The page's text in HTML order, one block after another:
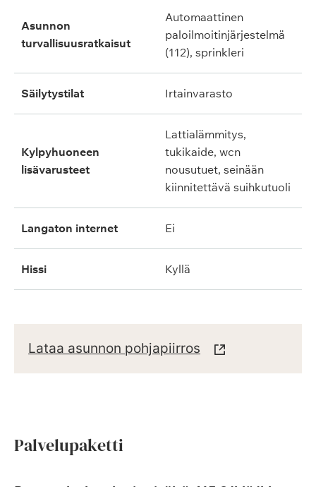
asunnon
turvallisuusratkaisut
automaattinen
paloilmoitinjärjestelmä
(112), sprinkleri
säilytystilat irtainvarasto
kylpyhuoneen
lisävarusteet
lattialämmitys,
tukikaide, wcn
nousutuet, seinään
kiinnitettävä suihkutuoli
langaton internet ei
hissi kyllä
Lataa asunnon pohjapiirros
Palvelupaketti